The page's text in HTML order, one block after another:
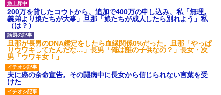
200万を貸したコウトから、追加で400万の申し込み、私「無理。
義弟より娘たちが大事」旦那「娘たちが成人したら別れよう」私
（は？）
旦那が長男のDNA鑑定をしたら血縁関係0%だった。旦那「やっぱ
りウワキしてたんだな…」長男「俺は誰の子供なの？」長女・次
男「ウワキ女！」
夫に癌の余命宣告。その闘病中に長女から信じられない言葉を受
けた